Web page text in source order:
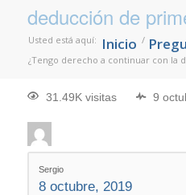
deducción de
Usted está aquí: Inicio /
¿Tengo derecho a continuar con la
31.49K visitas 9
Sergio
8 octubre, 2019